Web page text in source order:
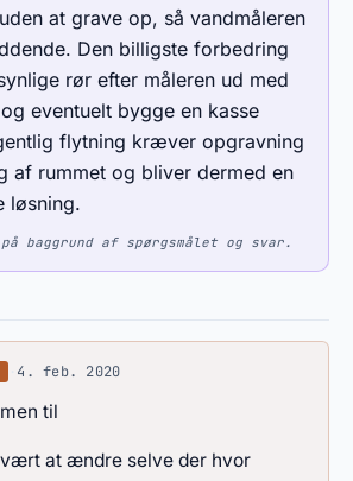
at grave op, så vandmåleren
Den billigste forbedring
rør efter måleren ud med
eventuelt bygge en kasse
flytning kræver opgravning
af rummet og bliver dermed en
løsning.
baggrund af spørgsmålet og svar.
4. feb. 2020
til
at ændre selve der hvor